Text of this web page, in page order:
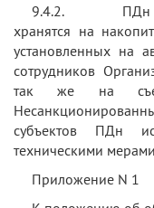
9.4.2. ПДн
хранятся на
установленных на
сотрудников
так же на
субъектов ПДн
техническими
Приложение N 1